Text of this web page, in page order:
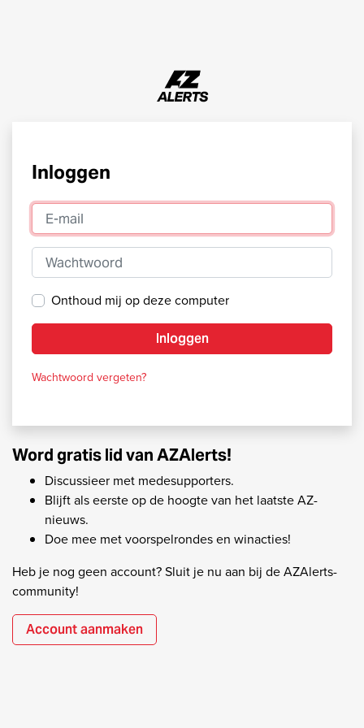
Inloggen
E-mail
Wachtwoord
Onthoud mij op deze computer
Inloggen
Wachtwoord vergeten?
Word gratis lid van AZAlerts!
Discussieer met medesupporters.
Blijft als eerste op de hoogte van het laatste AZ-
nieuws.
Doe mee met voorspelrondes en winacties!
Heb je nog geen account? Sluit je nu aan bij de AZAlerts-
community!
Account aanmaken